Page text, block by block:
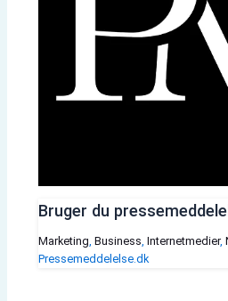
Bruger du
Marketing, Business, Internetmedier,
Pressemeddelelse.dk